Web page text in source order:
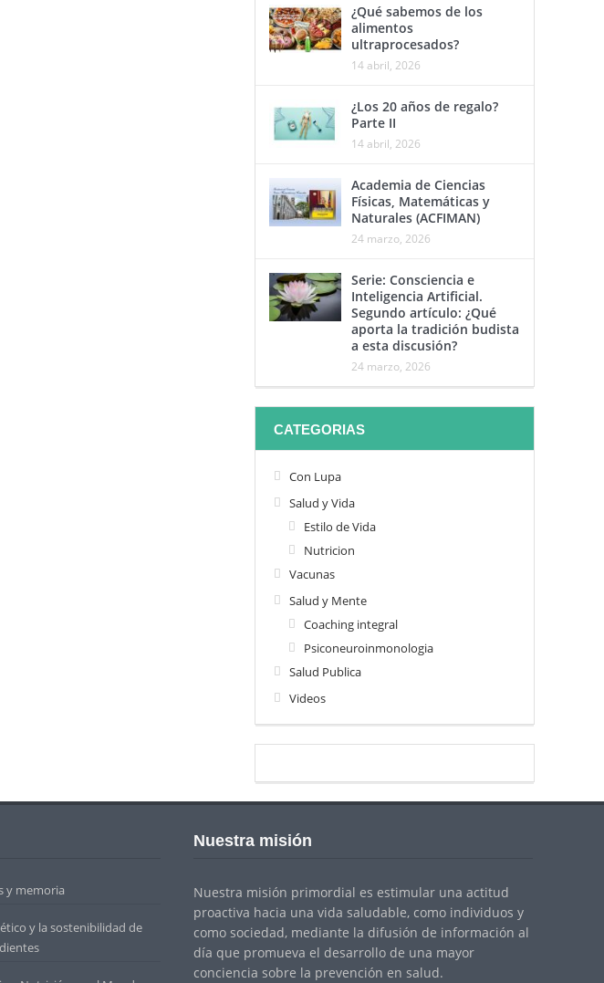
¿Qué sabemos de los
alimentos
ultraprocesados?
14 abril, 2026
¿Los 20 años de regalo?
Parte II
14 abril, 2026
Academia de Ciencias
Físicas, Matemáticas y
Naturales (ACFIMAN)
24 marzo, 2026
Serie: Consciencia e
Inteligencia Artificial.
Segundo artículo: ¿Qué
aporta la tradición budista
a esta discusión?
24 marzo, 2026
CATEGORIAS
Con Lupa
Salud y Vida
Estilo de Vida
Nutricion
Vacunas
Salud y Mente
Coaching integral
Psiconeuroinmonologia
Salud Publica
Videos
y memoria
y la sostenibilidad de
Nuestra misión
Nuestra misión primordial es estimular una actitud
proactiva hacia una vida saludable, como individuos y
como sociedad, mediante la difusión de información al
día que promueva el desarrollo de una mayor
conciencia sobre la prevención en salud.